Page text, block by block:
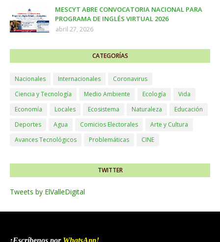
MESCYT ABRE CONVOCATORIA NACIONAL PARA
PROGRAMA DE INGLÉS VIRTUAL 2026
abril 27, 2026
CATEGORÍAS
Nacionales Internacionales
Coronavirus
Ciencia y Tecnología
Medio Ambiente Ecología
Vida
Economía
Locales Ecosistema Naturaleza
Educación
Deportes
Agua Comicios Electorales
Arte y Cultura
Avances Tecnológicos
Problemáticas CINE
TWITTER
Tweets by ElValleDigital
¡Escríbenos por WhatsApp!